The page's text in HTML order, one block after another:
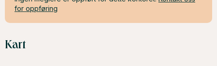
for oppføring
Kart